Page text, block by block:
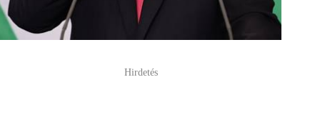
Hirdetés